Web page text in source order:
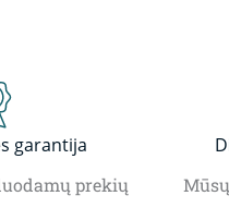
garantija
prekių